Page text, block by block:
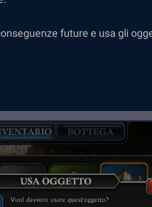
future e usa gli